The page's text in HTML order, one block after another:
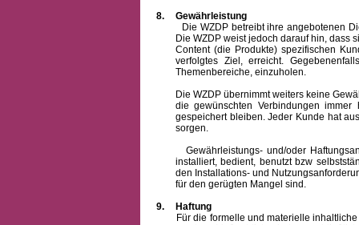
8.
Gewährleistung
Die WZDP betreibt ihre angebotenen
Die WZDP weist jedoch darauf hin, dass
Content (die Produkte) spezifischen
verfolgtes Ziel, erreicht.
Themenbereiche, einzuholen.
Die WZDP übernimmt weiters keine
die gewünschten Verbindungen
gespeichert bleiben. Jeder Kunde hat
sorgen.
Gewährleistungs- und/oder
installiert, bedient, benutzt bzw
den Installations- und
für den gerügten Mangel sind.
9.
Haftung
Für die formelle und materielle